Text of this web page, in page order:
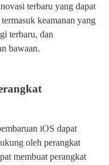
terbaru yang dapat
keamanan yang
terbaru, dan
bawaan.
iOS dapat
oleh perangkat
membuat perangkat